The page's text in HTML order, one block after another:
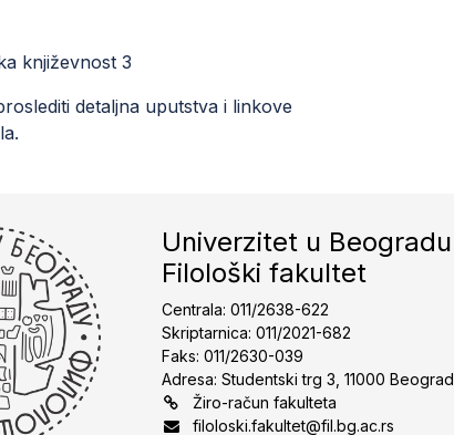
književnost 3
detaljna uputstva i linkove
Univerzitet u Beogradu
Filološki fakultet
Centrala: 011/2638-622
Skriptarnica: 011/2021-682
Faks: 011/2630-039
Adresa: Studentski trg 3, 11000 Beograd
Žiro-račun fakulteta
filoloski.fakultet@fil.bg.ac.rs